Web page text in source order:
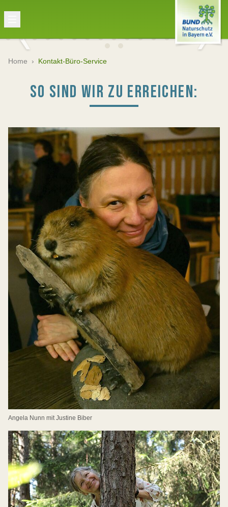
Home › Kontakt-Büro-Service
SO SIND WIR ZU ERREICHEN:
Angela Nunn mit Justine Biber